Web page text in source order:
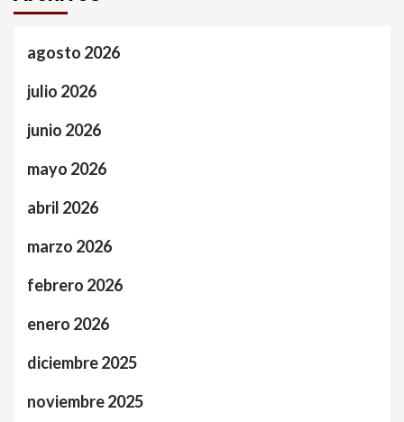
agosto 2026
julio 2026
junio 2026
mayo 2026
abril 2026
marzo 2026
febrero 2026
enero 2026
diciembre 2025
noviembre 2025